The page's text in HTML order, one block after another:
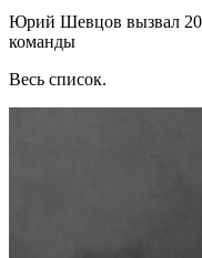
Юрий Шевцов вызвал 20
команды
Весь список.